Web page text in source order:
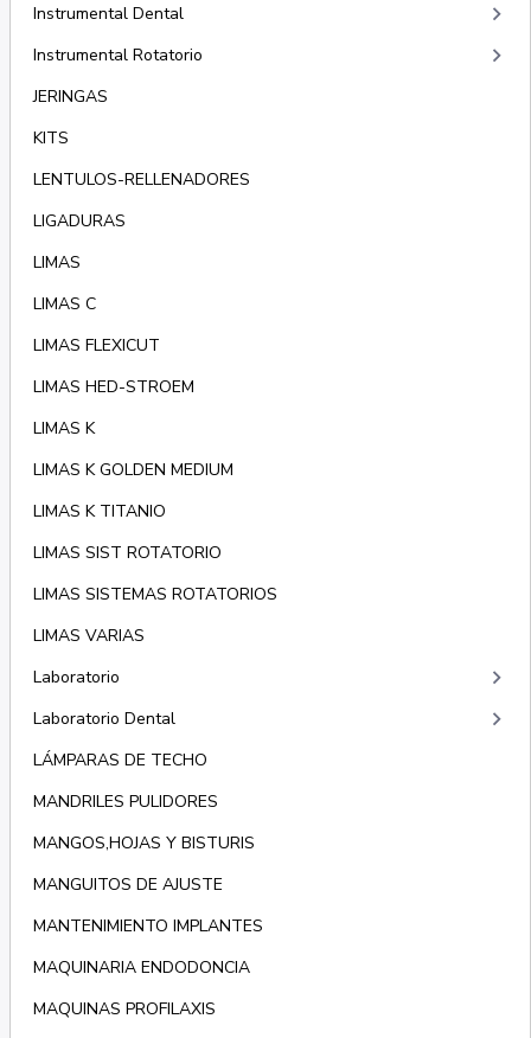
Instrumental Dental keyboard_arrow_right
Instrumental Rotatorio keyboard_arrow_right
JERINGAS
KITS
LENTULOS-RELLENADORES
LIGADURAS
LIMAS
LIMAS C
LIMAS FLEXICUT
LIMAS HED-STROEM
LIMAS K
LIMAS K GOLDEN MEDIUM
LIMAS K TITANIO
LIMAS SIST ROTATORIO
LIMAS SISTEMAS ROTATORIOS
LIMAS VARIAS
Laboratorio
keyboard_arrow_right
Laboratorio Dental keyboard_arrow_right
LÁMPARAS DE TECHO
MANDRILES PULIDORES
MANGOS,HOJAS Y BISTURIS
MANGUITOS DE AJUSTE
MANTENIMIENTO IMPLANTES
MAQUINARIA ENDODONCIA
MAQUINAS PROFILAXIS